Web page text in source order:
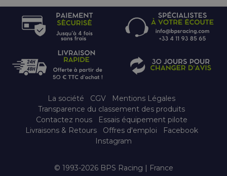
La société CGV
Mentions Légales
Transparence du classement des produits
Contactez nous
Essais équipement pilote
Livraisons & Retours
Offres d'emploi
Facebook
Instagram
© 1993-2026 BPS Racing | France